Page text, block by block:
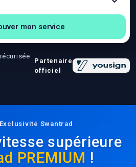
mon service
Partenaire
officiel
Exclusivité Swantrad
supérieure
PREMIUM !